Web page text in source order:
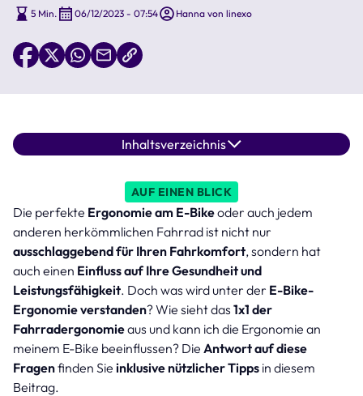
5 Min. 06/12/2023 - 07:54 Hanna von linexo
Inhaltsverzeichnis
AUF EINEN BLICK
Die perfekte Ergonomie am E-Bikeoder auch jedem
anderen herkömmlichen Fahrrad ist nicht nur
ausschlaggebend für Ihren Fahrkomfort, sondern hat
auch einen Einfluss auf Ihre Gesundheit und
Leistungsfähigkeit. Doch was wird unter der E-Bike-
Ergonomie verstanden? Wie sieht das 1x1 der
Fahrradergonomieaus und kann ich die Ergonomie an
meinem E-Bike beeinflussen? Die Antwort auf diese
Fragenfinden Sie inklusive nützlicher Tipps in diesem
Beitrag.